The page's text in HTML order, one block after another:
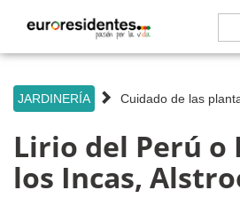
JARDINERÍA Cuidado de las
Lirio del Perú o
los Incas,